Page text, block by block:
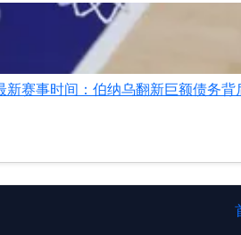
新赛事时间：伯纳乌翻新巨额债务背